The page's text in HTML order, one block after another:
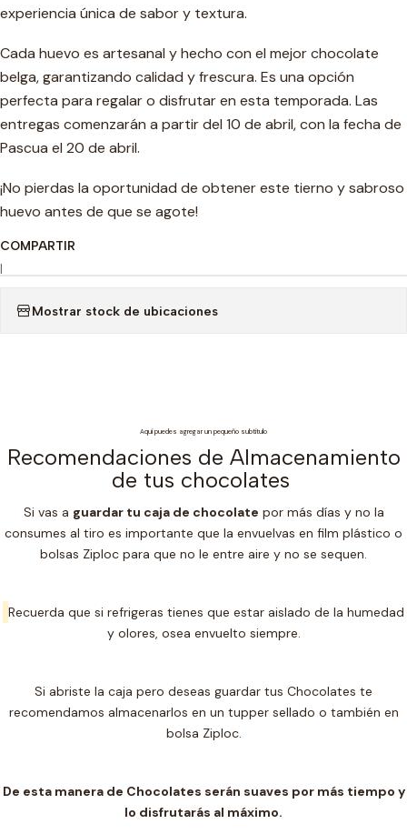
experiencia única de sabor y textura.
Cada huevo es artesanal y hecho con el mejor chocolate
belga, garantizando calidad y frescura. Es una opción
perfecta para regalar o disfrutar en esta temporada. Las
entregas comenzarán a partir del 10 de abril, con la fecha de
Pascua el 20 de abril.
¡No pierdas la oportunidad de obtener este tierno y sabroso
huevo antes de que se agote!
COMPARTIR
|
Mostrar stock de ubicaciones
Aquí puedes agregar un pequeño subtítulo
Recomendaciones de Almacenamiento
de tus chocolates
Si vas a guardar tu caja de chocolate por más días y no la
consumes al tiro es importante que la envuelvas en film plástico o
bolsas Ziploc para que no le entre aire y no se sequen.
Recuerda que si refrigeras tienes que estar aislado de la humedad
y olores, osea envuelto siempre.
Si abriste la caja pero deseas guardar tus Chocolates te
recomendamos almacenarlos en un tupper sellado o también en
bolsa Ziploc.
De esta manera de Chocolates serán suaves por más tiempo y
lo disfrutarás al máximo.